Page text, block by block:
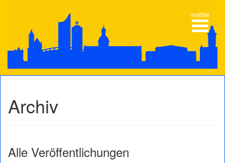
Archiv
Alle Veröffentlichungen
mobile